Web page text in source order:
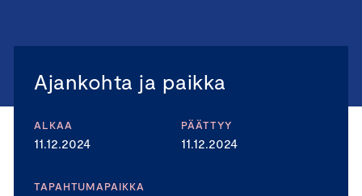
Ajankohta ja paikka
ALKAA
11.12.2024
PÄÄTTYY
11.12.2024
TAPAHTUMAPAIKKA